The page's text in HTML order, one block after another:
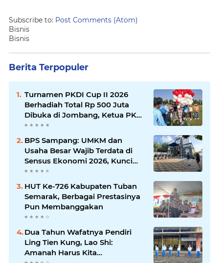
Subscribe to: Post Comments (Atom)
Bisnis
Bisnis
Berita Terpopuler
Turnamen PKDI Cup II 2026
Berhadiah Total Rp 500 Juta
Dibuka di Jombang, Ketua PKDI
Jatim Syaifullah Mahdi: Ajang
Komunikasi Antar-Kades untuk
Memajukan Desa
BPS Sampang: UMKM dan
Usaha Besar Wajib Terdata di
Sensus Ekonomi 2026, Kunci
Kebijakan Tepat Sasaran
HUT Ke-726 Kabupaten Tuban
Semarak, Berbagai Prestasinya
Pun Membanggakan
Dua Tahun Wafatnya Pendiri
Ling Tien Kung, Lao Shi:
Amanah Harus Kita